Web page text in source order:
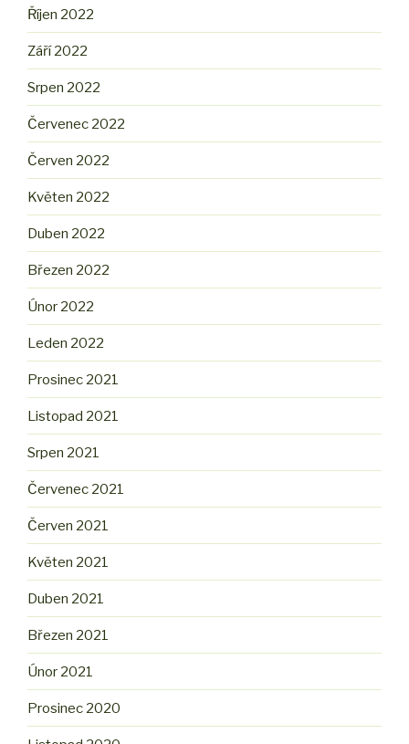
Říjen 2022
Září 2022
Srpen 2022
Červenec 2022
Červen 2022
Květen 2022
Duben 2022
Březen 2022
Únor 2022
Leden 2022
Prosinec 2021
Listopad 2021
Srpen 2021
Červenec 2021
Červen 2021
Květen 2021
Duben 2021
Březen 2021
Únor 2021
Prosinec 2020